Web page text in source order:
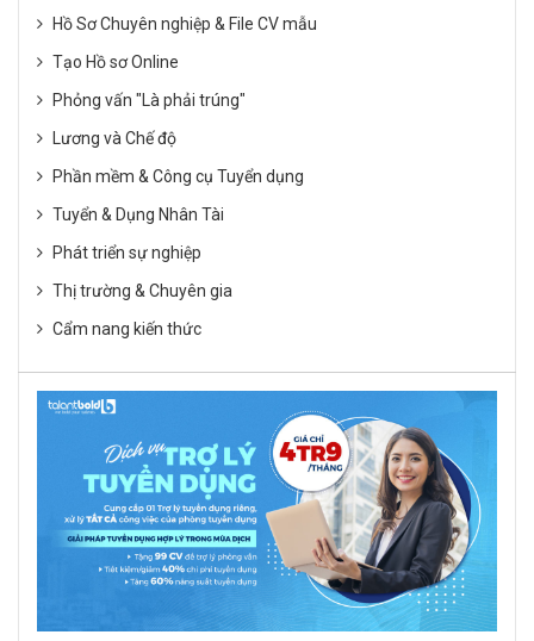
Hồ Sơ Chuyên nghiệp & File CV mẫu
Tạo Hồ sơ Online
Phỏng vấn "Là phải trúng"
Lương và Chế độ
Phần mềm & Công cụ Tuyển dụng
Tuyển & Dụng Nhân Tài
Phát triển sự nghiệp
Thị trường & Chuyên gia
Cẩm nang kiến thức